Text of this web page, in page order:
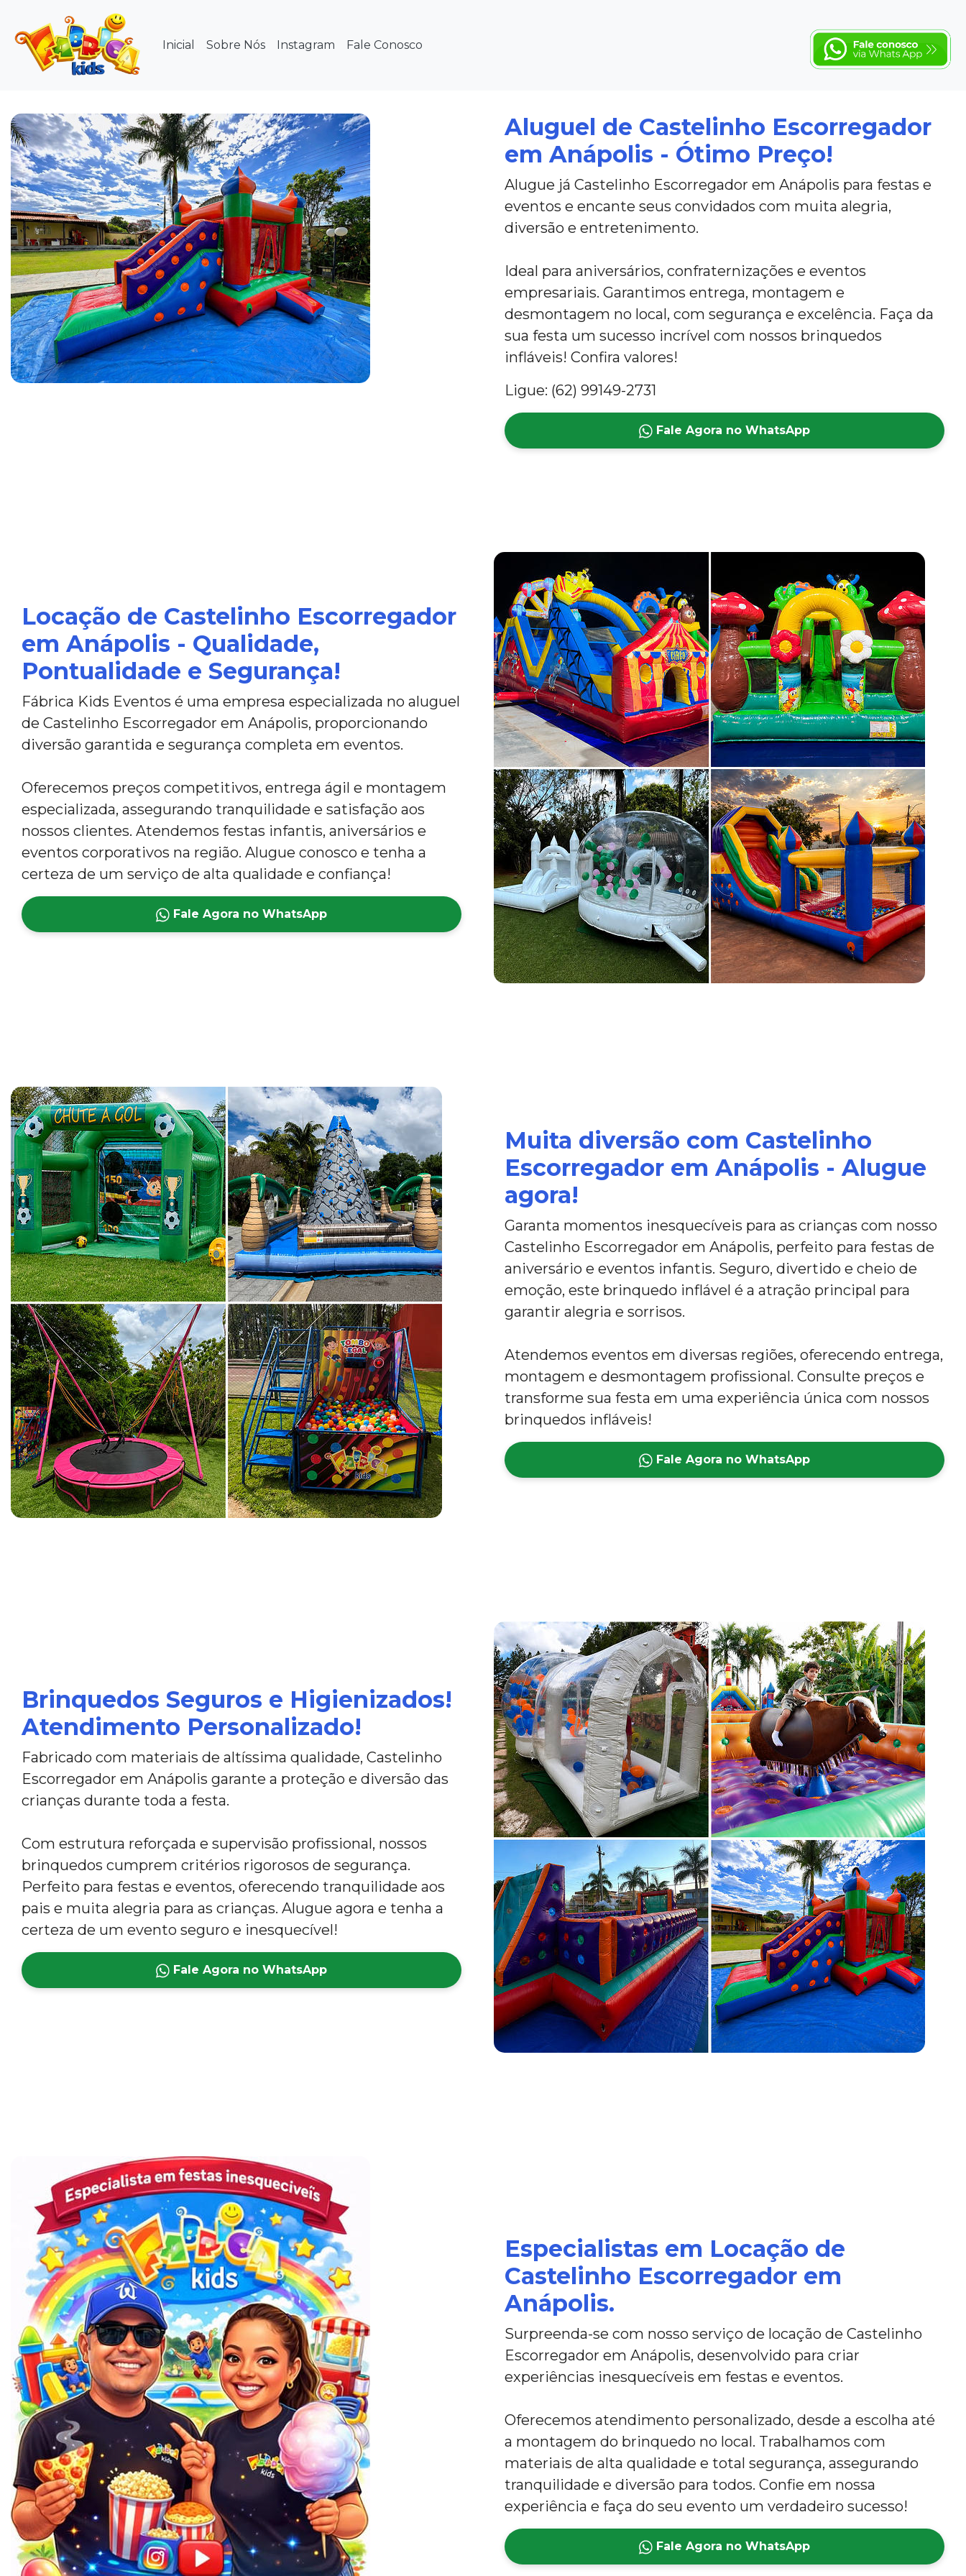
Inicial Sobre Nós Instagram Fale Conosco
Aluguel de Castelinho Escorregador
em Anápolis - Ótimo Preço!
Alugue já Castelinho Escorregador em Anápolis para festas e
eventos e encante seus convidados com muita alegria,
diversão e entretenimento.
Ideal para aniversários, confraternizações e eventos
empresariais. Garantimos entrega, montagem e
desmontagem no local, com segurança e excelência. Faça da
sua festa um sucesso incrível com nossos brinquedos
infláveis! Confira valores!
Ligue: (62) 99149-2731
Fale Agora no WhatsApp
Locação de Castelinho Escorregador
em Anápolis - Qualidade,
Pontualidade e Segurança!
Fábrica Kids Eventos é uma empresa especializada no aluguel
de Castelinho Escorregador em Anápolis, proporcionando
diversão garantida e segurança completa em eventos.
Oferecemos preços competitivos, entrega ágil e montagem
especializada, assegurando tranquilidade e satisfação aos
nossos clientes. Atendemos festas infantis, aniversários e
eventos corporativos na região. Alugue conosco e tenha a
certeza de um serviço de alta qualidade e confiança!
Fale Agora no WhatsApp
Muita diversão com Castelinho
Escorregador em Anápolis - Alugue
agora!
Garanta momentos inesquecíveis para as crianças com nosso
Castelinho Escorregador em Anápolis, perfeito para festas de
aniversário e eventos infantis. Seguro, divertido e cheio de
emoção, este brinquedo inflável é a atração principal para
garantir alegria e sorrisos.
Atendemos eventos em diversas regiões, oferecendo entrega,
montagem e desmontagem profissional. Consulte preços e
transforme sua festa em uma experiência única com nossos
brinquedos infláveis!
Fale Agora no WhatsApp
Brinquedos Seguros e Higienizados!
Atendimento Personalizado!
Fabricado com materiais de altíssima qualidade, Castelinho
Escorregador em Anápolis garante a proteção e diversão das
crianças durante toda a festa.
Com estrutura reforçada e supervisão profissional, nossos
brinquedos cumprem critérios rigorosos de segurança.
Perfeito para festas e eventos, oferecendo tranquilidade aos
pais e muita alegria para as crianças. Alugue agora e tenha a
certeza de um evento seguro e inesquecível!
Fale Agora no WhatsApp
Especialistas em Locação de
Castelinho Escorregador em
Anápolis.
Surpreenda-se com nosso serviço de locação de Castelinho
Escorregador em Anápolis, desenvolvido para criar
experiências inesquecíveis em festas e eventos.
Oferecemos atendimento personalizado, desde a escolha até
a montagem do brinquedo no local. Trabalhamos com
materiais de alta qualidade e total segurança, assegurando
tranquilidade e diversão para todos. Confie em nossa
experiência e faça do seu evento um verdadeiro sucesso!
Fale Agora no WhatsApp